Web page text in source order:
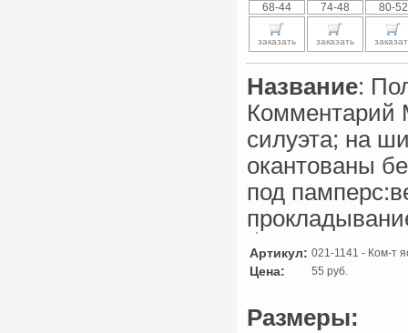
68-44 74-48 80-52
заказать заказать
Название:
Комментарий
силуэта; на
окантованы
под
Артикул: 021-1141 - Ком-т
Цена: 55 руб.
Размеры: